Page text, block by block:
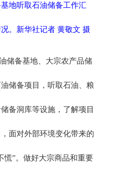
地听取石油储备工作汇
。新华社记者 黄敬文 摄
储备基地、大宗农产品储
储备项目，听取石油、粮
备洞库等设施，了解项目
面对外部环境变化带来的
慌”。做好大宗商品和重要